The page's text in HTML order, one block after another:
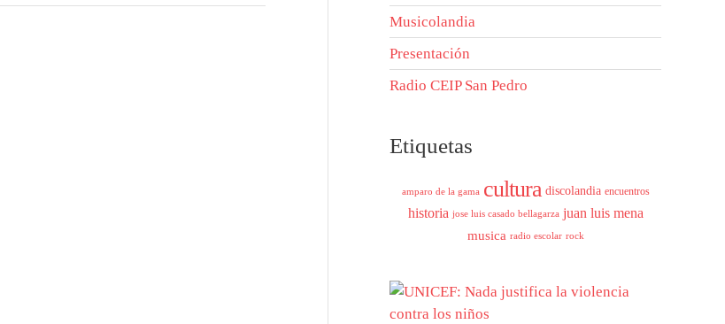
Musicolandia
Presentación
Radio CEIP San Pedro
Etiquetas
amparo de la gama cultura discolandia encuentros
historia jose luis casado bellagarza juan luis mena
musica radio escolar rock